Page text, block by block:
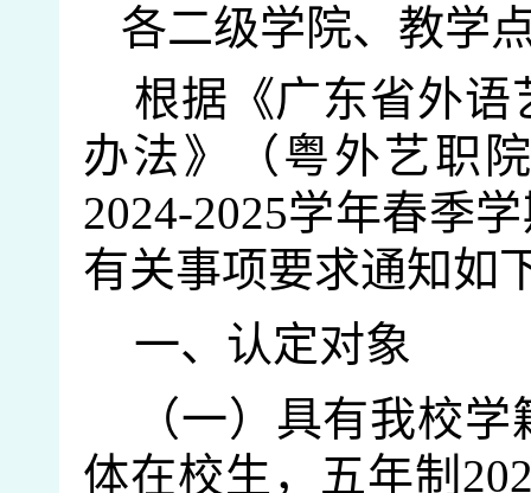
各二级学院、 教学
根据《广东省外
办法》（粤外艺职
2024-2025学年春季
有关事项要求通知如
一、认定对象
（一） 具有我校学
体在校生 ， 五年制 20